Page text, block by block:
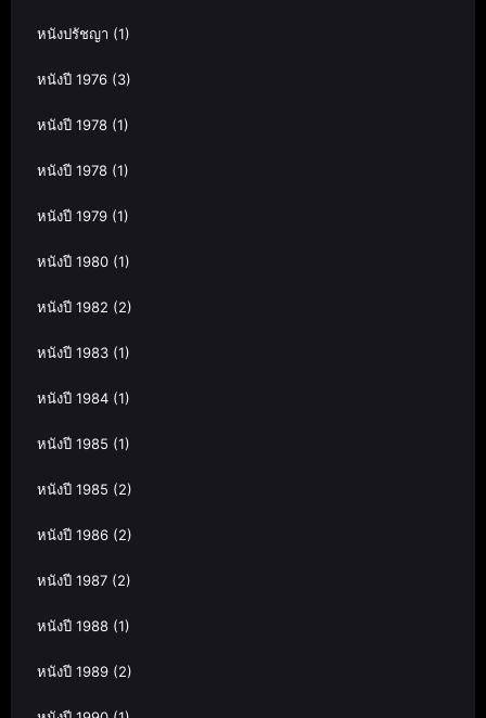
หนังปรัชญา (1)
หนังปี 1976 (3)
หนังปี 1978 (1)
หนังปี 1978 (1)
หนังปี 1979 (1)
หนังปี 1980 (1)
หนังปี 1982 (2)
หนังปี 1983 (1)
หนังปี 1984 (1)
หนังปี 1985 (1)
หนังปี 1985 (2)
หนังปี 1986 (2)
หนังปี 1987 (2)
หนังปี 1988 (1)
หนังปี 1989 (2)